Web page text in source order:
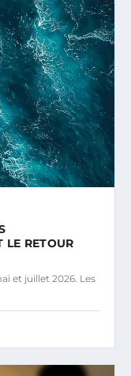
LE RETOUR
et juillet 2026. Les